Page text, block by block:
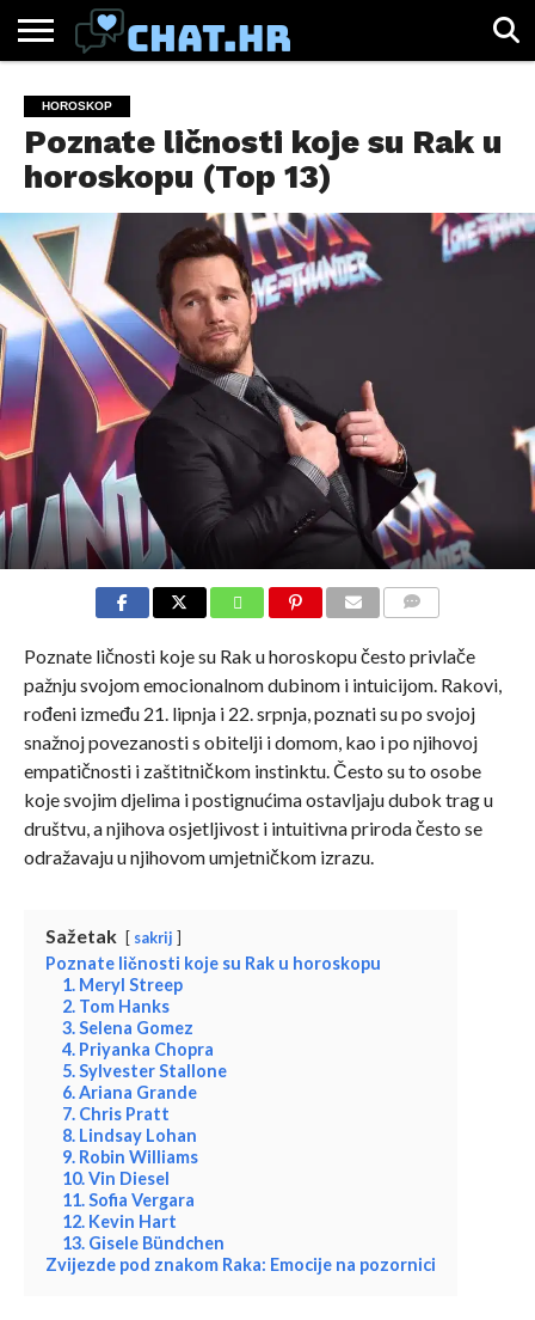
CHAT.HR
ZABAVA
ŽIVOT
VIRALNO
HOROSKOP
Poznate ličnosti koje su Rak u
horoskopu (Top 13)
Poznate ličnosti koje su Rak u horoskopu često privlače
pažnju svojom emocionalnom dubinom i intuicijom. Rakovi,
rođeni između 21. lipnja i 22. srpnja, poznati su po svojoj
snažnoj povezanosti s obitelji i domom, kao i po njihovoj
empatičnosti i zaštitničkom instinktu. Često su to osobe
koje svojim djelima i postignućima ostavljaju dubok trag u
društvu, a njihova osjetljivost i intuitivna priroda često se
odražavaju u njihovom umjetničkom izrazu.
Sažetak sakrij
Poznate ličnosti koje su Rak u horoskopu
1. Meryl Streep
2. Tom Hanks
3. Selena Gomez
4. Priyanka Chopra
5. Sylvester Stallone
6. Ariana Grande
7. Chris Pratt
8. Lindsay Lohan
9. Robin Williams
10. Vin Diesel
11. Sofia Vergara
12. Kevin Hart
13. Gisele Bündchen
Zvijezde pod znakom Raka: Emocije na pozornici